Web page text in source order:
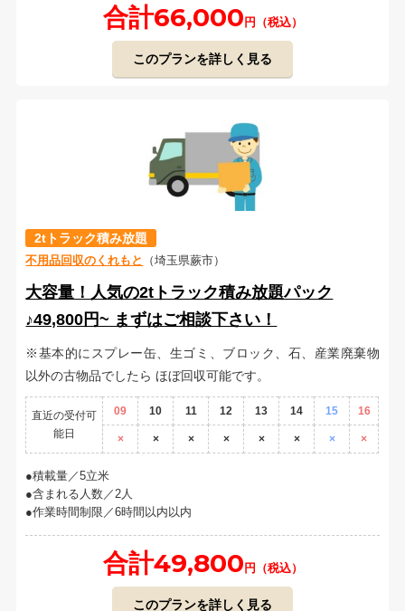
合計66,000 円（税込）
このプランを詳しく見る
2tトラック積み放題
不用品回収のくれもと （埼玉県蕨市）
大容量！人気の2tトラック積み放題パック
♪49,800円~ まずはご相談下さい！
※基本的にスプレー缶、生ゴミ、ブロック、石、産業廃棄物
以外の古物品でしたら ほぼ回収可能です。
直近の受付可
能日
09 10 11 12 13 14 15 16
× × × × × × × ×
積載量／5立米
含まれる人数／2人
作業時間制限／6時間以内以内
合計49,800 円（税込）
このプランを詳しく見る